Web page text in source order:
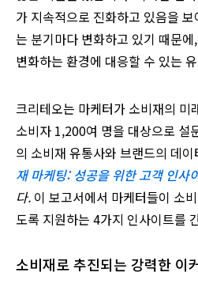
가 지속적으로 진화하고 있음을
는 분기마다 변화하고 있기 때문
변화하는 환경에 대응할 수 있는
크리테오는 마케터가 소비재의 미
소비자 1,200여 명을 대상으로 설
의 소비재 유통사와 브랜드의 데이
재 마케팅: 성공을 위한 고객 인사
다. 이 보고서에서 마케터들이 소
도록 지원하는 4가지 인사이트를
소비재로 추진되는 강력한 이